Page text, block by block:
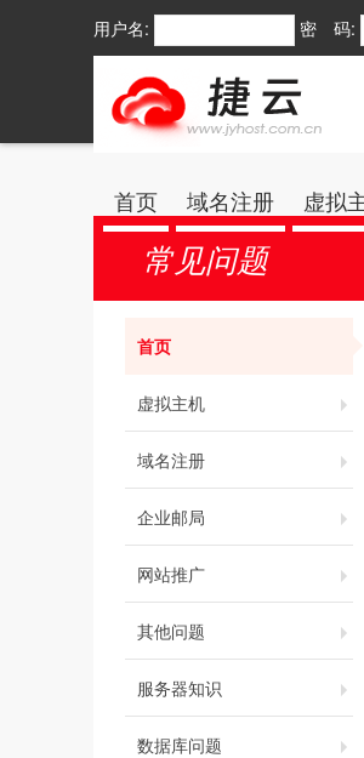
用户名: 密 码:
首页 域名注册 虚拟
常见问题
首页
虚拟主机
域名注册
企业邮局
网站推广
其他问题
服务器知识
数据库问题